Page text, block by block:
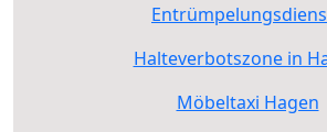
Halteverbotszone in
Möbeltaxi Hagen